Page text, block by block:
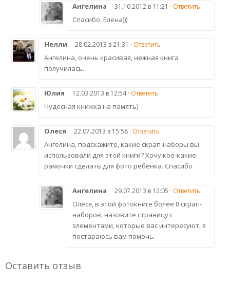
Ангелина 31.10.2012 в 11:21 · Ответить
Спасибо, Елена)))
Нелли 28.02.2013 в 21:31 · Ответить
Ангелина, очень красивая, нежная книга
получилась.
Юлия 12.03.2013 в 12:54 · Ответить
Чудесная книжка на память)
Олеся 22.07.2013 в 15:58 · Ответить
Ангелина, подскажите, какие скрап-наборы вы
использовали для этой книги? Хочу кое-какие
рамочки сделать для фото ребенка. Спасибо
Ангелина 29.07.2013 в 12:05 · Ответить
Олеся, в этой фотокниге более 8 скрап-
наборов, назовите страницу с
элементами, которые вас интересуют, я
постараюсь вам помочь.
Оставить отзыв